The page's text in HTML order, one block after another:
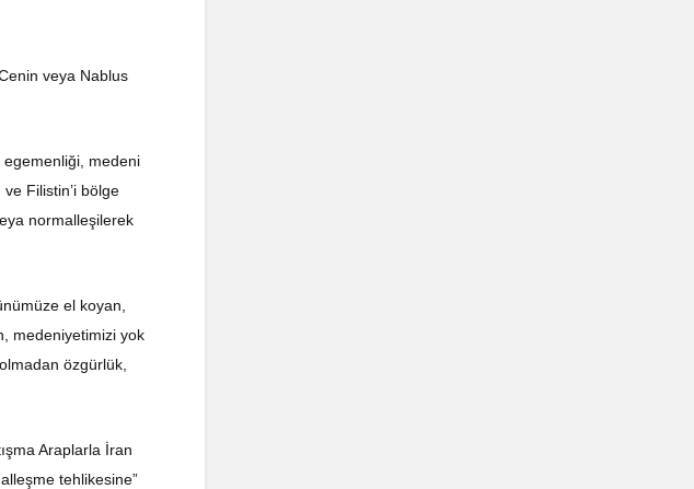
veya Nablus
egemenliği, medeni
Filistin’i bölge
normalleşilerek
el koyan,
medeniyetimizi yok
özgürlük,
Araplarla İran
tehlikesine”